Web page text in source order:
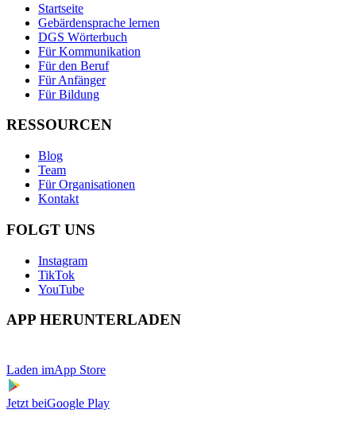
Startseite
Gebärdensprache lernen
DGS Wörterbuch
Für Kommunikation
Für den Beruf
Für Anfänger
Für Bildung
RESSOURCEN
Blog
Team
Für Organisationen
Kontakt
FOLGT UNS
Instagram
TikTok
YouTube
APP HERUNTERLADEN
Laden imApp Store
Jetzt beiGoogle Play